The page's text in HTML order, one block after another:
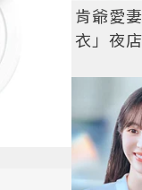
肯爺愛
衣」夜